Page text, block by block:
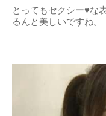
とってもセクシー♥な
るんと美しいですね。